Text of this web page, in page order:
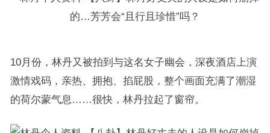
10月份，林丹又被拍到与这名女子幽会，深夜酒店上演
激情戏码，亲热、拥抱、掐屁股，整个画面充满了潮湿
的荷尔蒙气息……很快，林丹拉起了窗帘。